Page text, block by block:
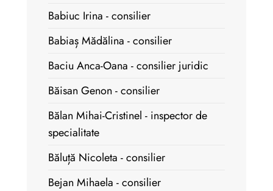
Babiuc Irina - consilier
Babiaș Mădălina - consilier
Baciu Anca-Oana - consilier juridic
Băisan Genon - consilier
Bălan Mihai-Cristinel - inspector de
specialitate
Băluță Nicoleta - consilier
Bejan Mihaela - consilier